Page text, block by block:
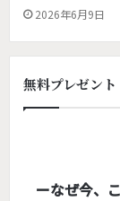
2026年6月9日
無料プレゼント
ーなぜ今、